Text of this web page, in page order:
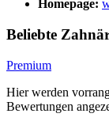
Homepage:
Beliebte
Premium
Hier werden
Bewertungen